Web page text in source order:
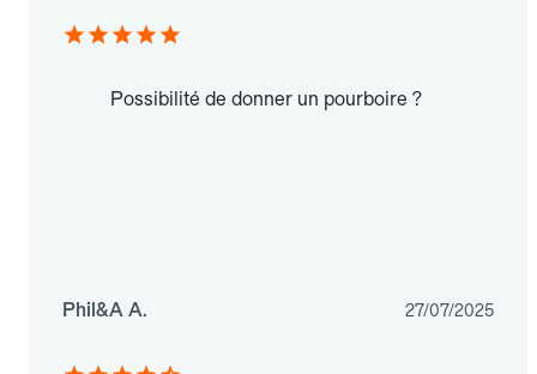
Possibilité de donner un pourboire ?
Phil&A A. 27/07/2025